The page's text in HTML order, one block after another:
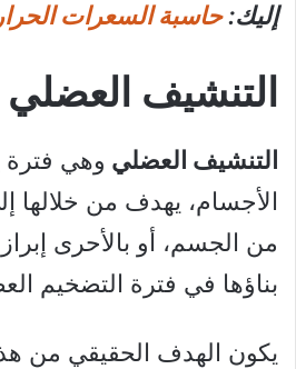
إليك:حاسبة السعرات
التنشيف العضلي
التنشيف العضلي وهي فترة
الأجسام، يهدف من خلالها
من الجسم، أو بالأحرى
بناؤها في فترة التضخيم
يكون الهدف الحقيقي من